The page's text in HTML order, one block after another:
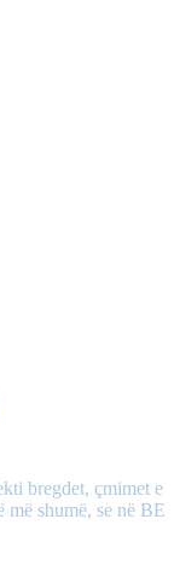
bregdet, çmimet e
më shumë, se në BE